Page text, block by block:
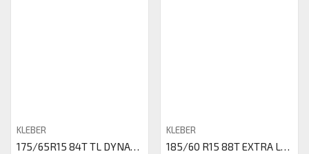
KLEBER
175/65R15 84T TL DYNAXER HP4 K
KLEBER
185/60 R15 88T EXTRA LOAD TL K